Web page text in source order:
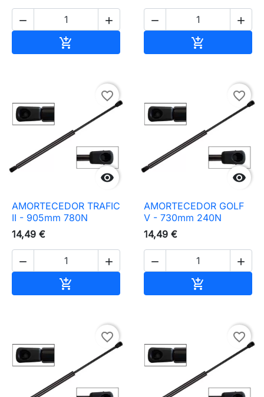
 

 


favorite_border
AMORTECEDOR TRAFIC
II - 905mm 780N
14,49 €
 


favorite_border
AMORTECEDOR GOLF
V - 730mm 240N
14,49 €
 

favorite_border favorite_border